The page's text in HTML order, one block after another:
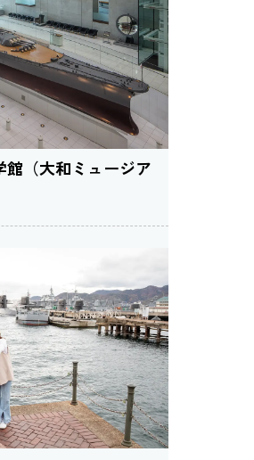
（大和ミュージア